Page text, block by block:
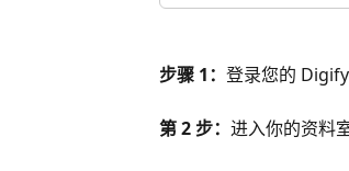
步骤 1： 登录您的 Digify
第 2 步： 进入你的资料